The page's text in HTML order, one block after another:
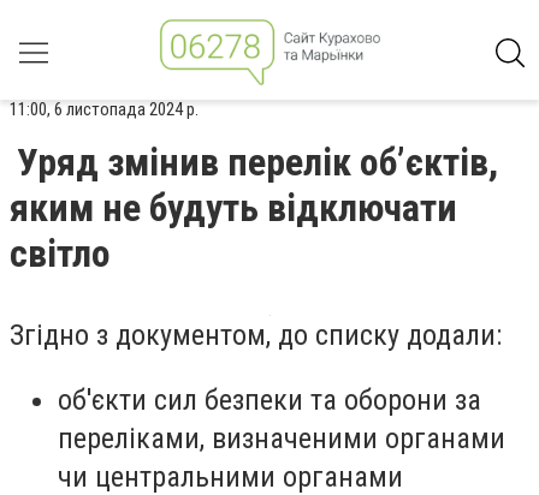
11:00, 6 листопада 2024 р.
Уряд змінив перелік об’єктів,
яким не будуть відключати
світло
Згідно з документом, до списку додали:
об'єкти сил безпеки та оборони за
переліками, визначеними органами
чи центральними органами